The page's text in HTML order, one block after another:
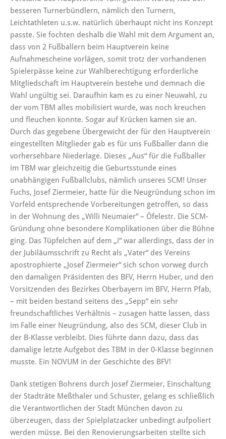
besseren Turnerbündlern, nämlich den Turnern,
Leichtathleten u.s.w. natürlich überhaupt nicht ins Konzept
passte. Sie fochten deshalb die Wahl mit dem Argument an,
dass von 2 Fußballern beim Hauptverein keine
Aufnahmescheine vorlägen, somit trotz der vorhandenen
Spielerpässe keine zur Wahlberechtigung erforderliche
Mitgliedschaft im Hauptverein bestehe und demnach die
Wahl ungültig sei. Daraufhin kam es zu einer Neuwahl, zu
der vom TBM alles mobilisiert wurde, was noch kreuchen
und fleuchen konnte. Sogar auf Krücken kamen sie an.
Durch das gegebene Übergewicht der für den Hauptverein
eingestellten Mitglieder gab es für uns Fußballer dann die
vorhersehbare Niederlage. Dieses „Aus“ für die Fußballer
im TBM war gleichzeitig die Geburtsstunde eines
unabhängigen Fußballclubs, nämlich unseres SCM! Unser
Fuchs, Josef Ziermeier, hatte für die Neugründung schon im
Vorfeld entsprechende Vorbereitungen getroffen, so dass
in der Wohnung des „Willi Neumaier“ – Öfelestr. Die SCM-
Gründung ohne besondere Komplikationen über die Bühne
ging. Das Tüpfelchen auf dem „i“ war allerdings, dass der in
der Jubiläumsschrift zu Recht als „Vater“ des Vereins
apostrophierte „Josef Ziermeier“ sich schon vorweg durch
den damaligen Präsidenten des BFV, Herrn Huber, und den
Vorsitzenden des Bezirkes Oberbayern im BFV, Herrn Pfab,
– mit beiden bestand seitens des „Sepp“ ein sehr
freundschaftliches Verhältnis – zusagen hatte lassen, dass
im Falle einer Neugründung, also des SCM, dieser Club in
der B-Klasse verbleibt. Dies führte dann dazu, dass das
damalige letzte Aufgebot des TBM in der 0-Klasse beginnen
musste. Ein NOVUM in der Geschichte des BFV!
Dank stetigen Bohrens durch Josef Ziermeier, Einschaltung
der Stadträte Meßthaler und Schuster, gelang es schließlich
die Verantwortlichen der Stadt München davon zu
überzeugen, dass der Spielplatzacker unbedingt aufpoliert
werden müsse. Bei den Renovierungsarbeiten stellte sich